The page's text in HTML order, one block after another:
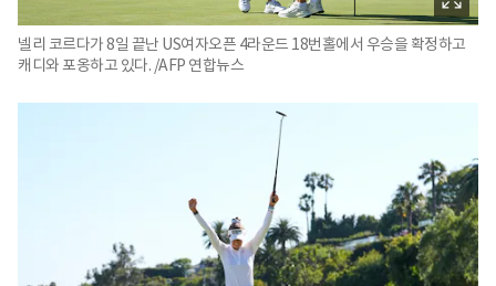
넬리 코르다가 8일 끝난 US여자오픈 4라운드 18번홀에서 우승을 확정하고
캐디와 포옹하고 있다. /AFP 연합뉴스